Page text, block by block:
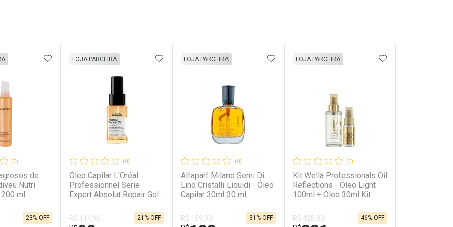
(0)
de
Nutri
ml
23% OFF
ADICIONAR AOS FAVORITOS
(0)
Óleo Capilar L'Oréal
Professionnel Serie
Expert Absolut Repair Gold
30ml 30ml
LOJA PARCEIRA
R$ 114,90
21% OFF
ADICIONAR AOS FAVORITOS
(0)
Alfaparf Milano Semi Di
Lino Cristalli Liquidi - Óleo
Capilar 30ml 30 ml
LOJA PARCEIRA
R$ 159,00
31% OFF
ADICIONAR AOS FAVORITOS
(0)
Kit Wella Professionals Oil
Reflections - Óleo Light
100ml + Óleo 30ml Kit
LOJA PARCEIRA
R$ 428,90
46% OFF
ADICIONAR AOS